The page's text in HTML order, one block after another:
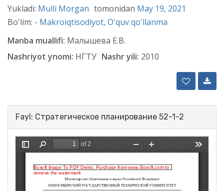
Yukladi: Mulli Morgan tomonidan May 19, 2021
Bo'lim: - Makroiqtisodiyot, O'quv qo'llanma
Manba muallifi: Малышева Е.В.
Nashriyot ynomi: НГТУ Nashr yili: 2010
Fayl: Стратегическое планирование 52-1-2